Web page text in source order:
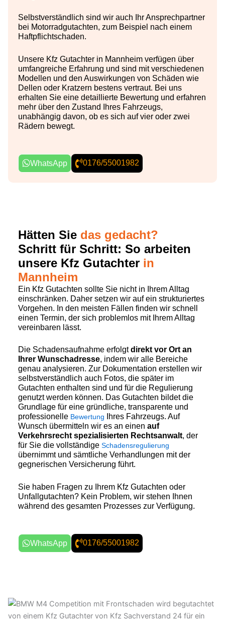
Selbstverständlich sind wir auch Ihr Ansprechpartner
bei Motorradgutachten, zum Beispiel nach einem
Haftpflichtschaden.
Unsere Kfz Gutachter in Mannheim verfügen über
umfangreiche Erfahrung und sind mit verschiedenen
Modellen und den Auswirkungen von Schäden wie
Dellen oder Kratzern bestens vertraut. Bei uns
erhalten Sie eine detaillierte Bewertung und erfahren
mehr über den Zustand Ihres Fahrzeugs,
unabhängig davon, ob es sich auf vier oder zwei
Rädern bewegt.
WhatsApp 0176/55001982
Hätten Sie das gedacht?
Schritt für Schritt: So arbeiten
unsere Kfz Gutachter in
Mannheim
Ein Kfz Gutachten sollte Sie nicht in Ihrem Alltag
einschränken. Daher setzen wir auf ein strukturiertes
Vorgehen. In den meisten Fällen finden wir schnell
einen Termin, der sich problemlos mit Ihrem Alltag
vereinbaren lässt.
Die Schadensaufnahme erfolgtdirekt vor Ort an
Ihrer Wunschadresse, indem wir alle Bereiche
genau analysieren. Zur Dokumentation erstellen wir
selbstverständlich auch Fotos, die später im
Gutachten enthalten sind und für die Regulierung
genutzt werden können. Das Gutachten bildet die
Grundlage für eine gründliche, transparente und
professionelle Bewertung Ihres Fahrzeugs. Auf
Wunsch übermitteln wir es an einen auf
Verkehrsrecht spezialisierten Rechtsanwalt, der
für Sie die vollständige Schadensregulierung
übernimmt und sämtliche Verhandlungen mit der
gegnerischen Versicherung führt.
Sie haben Fragen zu Ihrem Kfz Gutachten oder
Unfallgutachten? Kein Problem, wir stehen Ihnen
während des gesamten Prozesses zur Verfügung.
WhatsApp 0176/55001982